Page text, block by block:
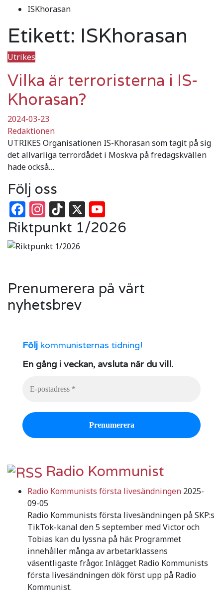
ISKhorasan
Etikett: ISKhorasan
Utrikes
Vilka är terroristerna i IS-
Khorasan?
2024-03-23
Redaktionen
UTRIKES Organisationen IS-Khorasan som tagit på sig
det allvarliga terrordådet i Moskva på fredagskvällen
hade också…
Följ oss
Facebook
Instagram
TikTok
X
Riktpunkt 1/2026
Prenumerera på vårt
nyhetsbrev
Följ kommunisternas tidning!
En gång i veckan, avsluta när du vill.
Radio Kommunist
Radio Kommunists första livesändningen 2025-
09-05
Radio Kommunists första livesändningen på SKP:s
TikTok-kanal den 5 september med Victor och
Tobias kan du lyssna på här. Programmet
innehåller många av arbetarklassens
väsentligaste frågor. Inlägget Radio Kommunists
första livesändningen dök först upp på Radio
Kommunist.